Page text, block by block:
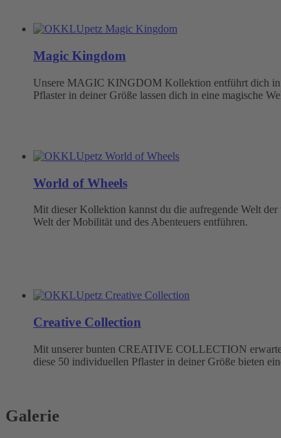
Magic Kingdom
Unsere MAGIC KINGDOM Kollektion entführt dich in
Pflaster in deiner Größe lassen dich in eine magische
World of Wheels
Mit dieser Kollektion kannst du die aufregende Welt
Welt der Mobilität und des Abenteuers entführen.
Creative Collection
Mit unserer bunten CREATIVE COLLECTION
diese 50 individuellen Pflaster in deiner Größe bieten
Galerie